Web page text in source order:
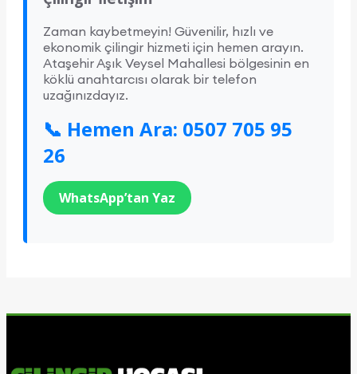
Zaman kaybetmeyin! Güvenilir, hızlı ve
ekonomik çilingir hizmeti için hemen arayın.
Ataşehir Aşık Veysel Mahallesi bölgesinin en
köklü anahtarcısı olarak bir telefon
uzağınızdayız.
📞 Hemen Ara: 0507 705 95
26
WhatsApp’tan Yaz